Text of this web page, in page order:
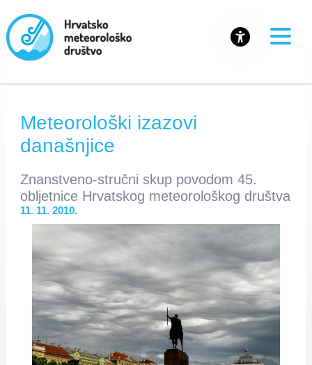
Meteorološki izazovi
današnjice
Znanstveno-stručni skup povodom 45.
obljetnice Hrvatskog meteorološkog društva
11. 11. 2010.